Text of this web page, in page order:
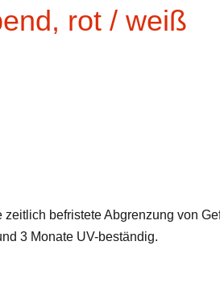
rot / weiß
befristete Abgrenzung von
3 Monate UV-beständig.